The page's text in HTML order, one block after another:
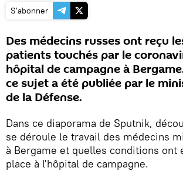
S'abonner
Des médecins russes ont reçu
patients touchés par le
hôpital de campagne à
ce sujet a été publiée par le
de la Défense.
Dans ce diaporama de Sputnik,
se déroule le travail des médecins
à Bergame et quelles conditions ont
place à l'hôpital de campagne.